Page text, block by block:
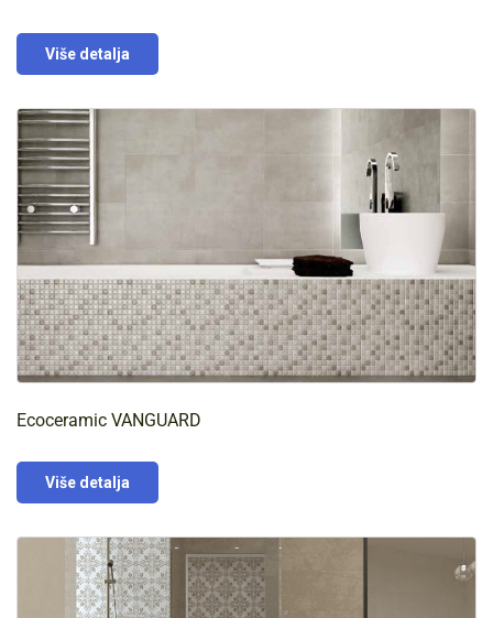
Više detalja
Ecoceramic VANGUARD
Više detalja